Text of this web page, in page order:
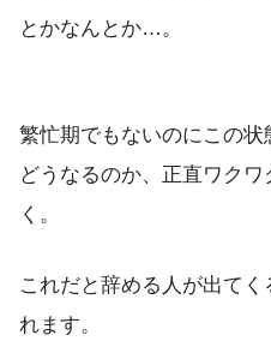
とかなんとか…。
繁忙期でもないのにこの
どうなるのか、正直ワク
く。
これだと辞める人が出て
れます。